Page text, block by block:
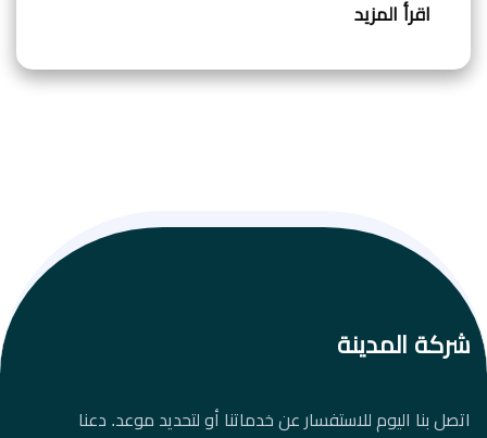
اقرأ المزيد
شركة المدينة
اتصل بنا اليوم للاستفسار عن خدماتنا أو لتحديد موعد. دعنا